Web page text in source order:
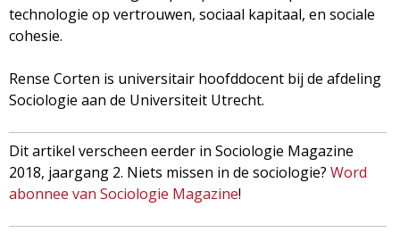
technologie op vertrouwen, sociaal kapitaal, en sociale
cohesie.
Rense Corten is universitair hoofddocent bij de afdeling
Sociologie aan de Universiteit Utrecht.
Dit artikel verscheen eerder in Sociologie Magazine
2018, jaargang 2. Niets missen in de sociologie? Word
abonnee van Sociologie Magazine!